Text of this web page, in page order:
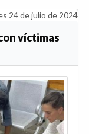
24 de julio de 2024
víctimas